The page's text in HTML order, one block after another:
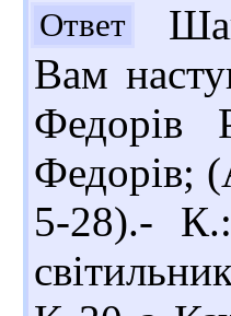
Ответ
Вам
Федорів;
5-28).-